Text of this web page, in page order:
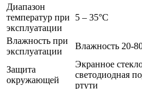
Диапазон
температур при
эксплуатации
5 – 35°C
Влажность при
эксплуатации
Влажность 20-
Защита
окружающей
Экранное
светодиодная
ртути